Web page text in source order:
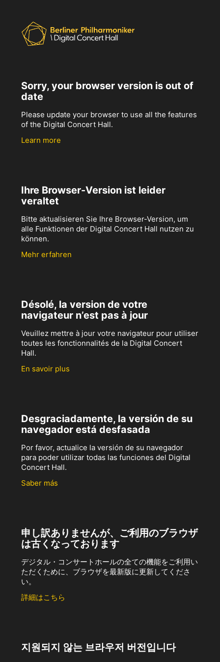
Sorry, your browser version is out of
date
Please update your browser to use all the features
of the Digital Concert Hall.
Learn more
Ihre Browser-Version ist leider
veraltet
Bitte aktualisieren Sie Ihre Browser-Version, um
alle Funktionen der Digital Concert Hall nutzen zu
können.
Mehr erfahren
Désolé, la version de votre
navigateur n’est pas à jour
Veuillez mettre à jour votre navigateur pour utiliser
toutes les fonctionnalités de la Digital Concert
Hall.
En savoir plus
Desgraciadamente, la versión de su
navegador está desfasada
Por favor, actualice la versión de su navegador
para poder utilizar todas las funciones del Digital
Concert Hall.
Saber más
申し訳ありませんが、ご利用のブラウザ
は古くなっております
デジタル・コンサートホールの全ての機能をご利用い
ただくために、ブラウザを最新版に更新してくださ
い。
詳細はこちら
지원되지 않는 브라우저 버전입니다